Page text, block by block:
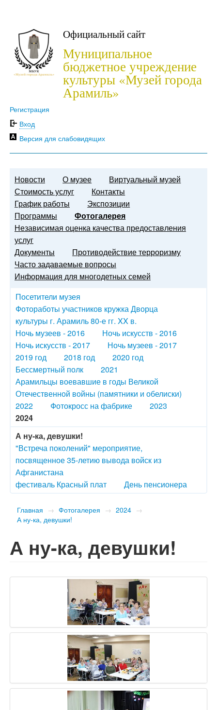
Официальный сайт
Муниципальное
бюджетное учреждение
культуры «Музей города
Арамиль»
Регистрация
Вход
Версия для слабовидящих
Новости О музее
Виртуальный музей
Стоимость услуг
Контакты
График работы
Экспозиции
Программы
Фотогалерея
Независимая оценка качества предоставления
услуг
Документы
Противодействие терроризму
Часто задаваемые вопросы
Информация для многодетных семей
Посетители музея
Фотоработы участников кружка Дворца
культуры г. Арамиль 80-е гг. XX в.
Ночь музеев - 2016
Ночь искусств - 2016
Ночь искусств - 2017
Ночь музеев - 2017
2019 год
2018 год
2020 год
Бессмертный полк
2021
Арамильцы воевавшие в годы Великой
Отечественной войны (памятники и обелиски)
2022
Фотокросс на фабрике
2023
2024
А ну-ка, девушки!
"Встреча поколений" мероприятие,
посвященное 35-летию вывода войск из
Афганистана
фестиваль Красный плат
День пенсионера
Главная → Фотогалерея → 2024 →
А ну-ка, девушки!
А ну-ка, девушки!